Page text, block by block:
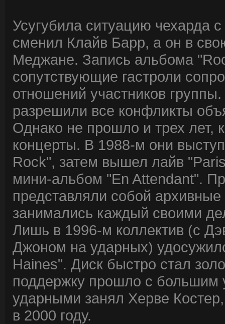
Усугубила ситуацию чехарда
сменил Клайв Барр, а он в
Меджане. Запись альбома
сопутствующие гастроли
отношений участников
разрешили все конфликты
Однако не прошло и трех лет,
концерты. В 1988-м они
Rock", затем вышел лайв
мини-альбом "En Attendant".
представляли собой
занимались каждый своими
Лишь в 1996-м коллектив (с
Джоном на ударных)
Haines". Диск быстро стал
поддержку прошло с большим
ударными занял Херве
в 2000 году.